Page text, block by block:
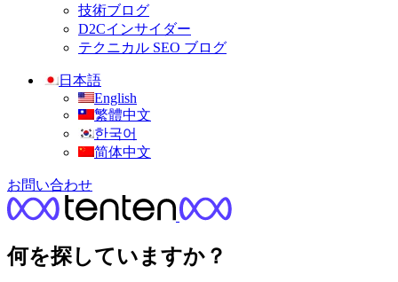
技術ブログ
D2Cインサイダー
テクニカル SEO ブログ
日本語
English
繁體中文
한국어
简体中文
お問い合わせ
何を探していますか？